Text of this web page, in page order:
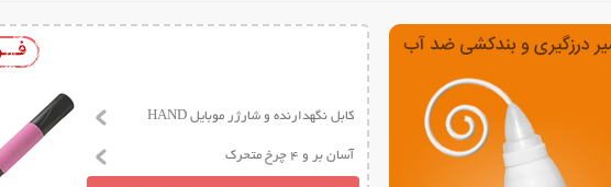
کابل نگهدارنده و شارژر موبایل HAND
آسان بر و 4 چرخ متحرک